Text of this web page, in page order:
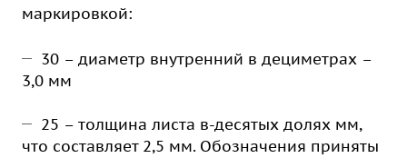
маркировкой:
30 – диаметр внутренний в дециметрах –
3,0 мм
25 – толщина листа в-десятых долях мм,
что составляет 2,5 мм. Обозначения приняты